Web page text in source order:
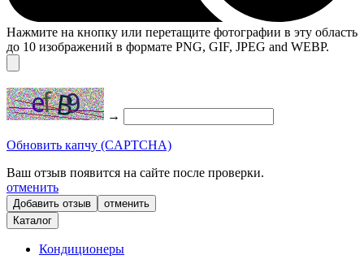
Нажмите на кнопку или перетащите фотографии в эту область
до 10 изображений в формате PNG, GIF, JPEG and WEBP.
→
Обновить капчу (CAPTCHA)
Ваш отзыв появится на сайте после проверки.
отменить
отменить
Каталог
Кондиционеры